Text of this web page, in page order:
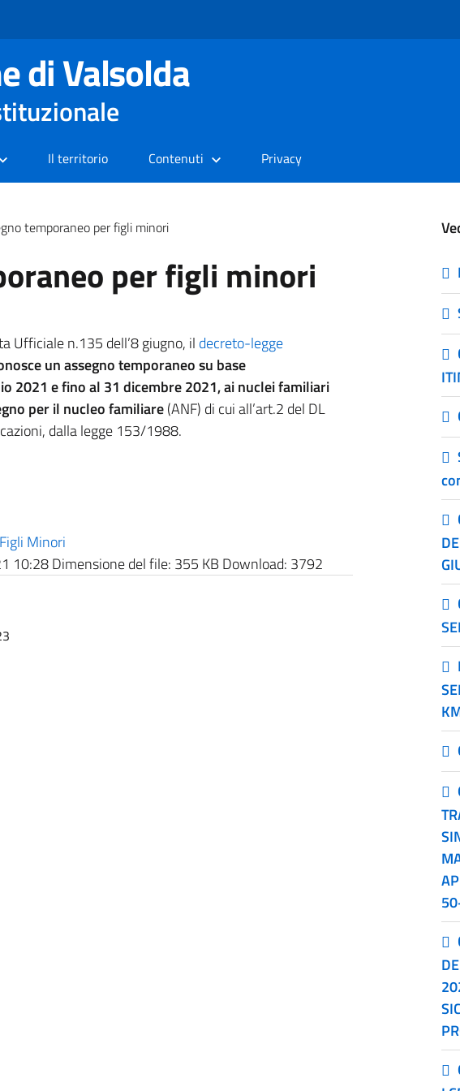
di Valsolda
Il territorio Contenuti Privacy
temporaneo per figli minori
per figli minori
Ufficiale n.135 dell’8 giugno, il decreto-legge
un assegno temporaneo su base
2021 e fino al 31 dicembre 2021, ai nuclei familiari
per il nucleo familiare(ANF) di cui all’art.2 del DL
dalla legge 153/1988.
Minori
10:28Dimensione del file: 355 KB Download: 3792